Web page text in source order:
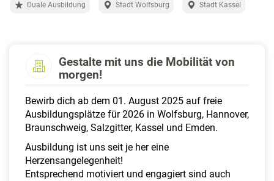
Duale Ausbildung Stadt Wolfsburg Stadt Kassel
Gestalte mit uns die Mobilität von
morgen!
Bewirb dich ab dem 01. August 2025 auf freie
Ausbildungsplätze für 2026 in Wolfsburg, Hannover,
Braunschweig, Salzgitter, Kassel und Emden.
Ausbildung ist uns seit je her eine
Herzensangelegenheit!
Entsprechend motiviert und engagiert sind auch